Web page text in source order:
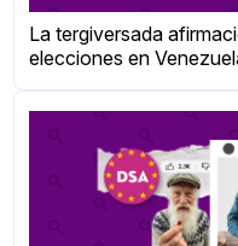
La tergiversada
elecciones en